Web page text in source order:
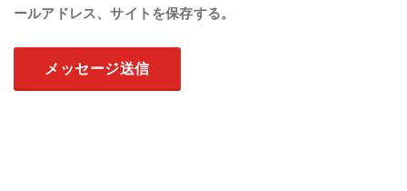
ールアドレス、サイトを保存する。